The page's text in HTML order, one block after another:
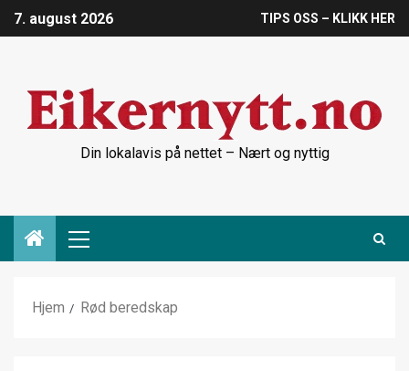
7. august 2026 TIPS OSS – KLIKK HER
Din lokalavis på nettet – Nært og nyttig
Hjem Rød beredskap